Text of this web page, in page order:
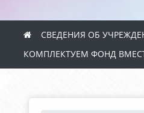
СВЕДЕНИЯ ОБ
КОМПЛЕКТУЕМ ФОНД